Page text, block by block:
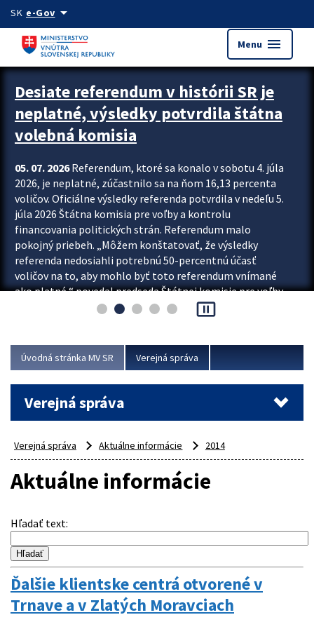
Preskocit na hlavný obsah
SK e-Govarrow_drop_down
Menu menu
Zastavit automatický posun upútavok
Desiate referendum v histórii SR je
neplatné, výsledky potvrdila štátna
volebná komisia
05. 07. 2026Referendum, ktoré sa konalo v sobotu 4. júla
2026, je neplatné, zúčastnilo sa na ňom 16,13 percenta
voličov. Oficiálne výsledky referenda potvrdila v nedeľu 5.
júla 2026 Štátna komisia pre voľby a kontrolu
financovania politických strán. Referendum malo
pokojný priebeh. „Môžem konštatovať, že výsledky
referenda nedosiahli potrebnú 50-percentnú účasť
voličov na to, aby mohlo byť toto referendum vnímané
ako platné,“ povedal predseda Štátnej komisie pre voľby
a kontrolu financovania politických...
pause_presentation
Úvodná stránka MV SR Verejná správa
Verejná správa
Verejná správa Aktuálne informácie 2014
Aktuálne informácie
Hľadať text:
Ďalšie klientske centrá otvorené v
Trnave a v Zlatých Moravciach